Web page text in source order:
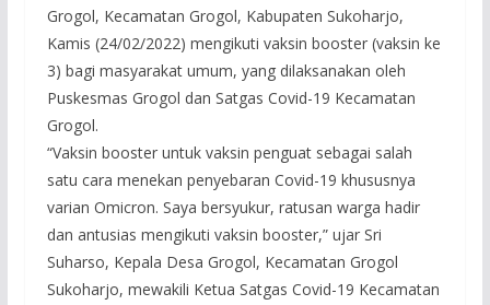
Grogol, Kecamatan Grogol, Kabupaten Sukoharjo,
Kamis (24/02/2022) mengikuti vaksin booster (vaksin ke
3) bagi masyarakat umum, yang dilaksanakan oleh
Puskesmas Grogol dan Satgas Covid-19 Kecamatan
Grogol.
“Vaksin booster untuk vaksin penguat sebagai salah
satu cara menekan penyebaran Covid-19 khususnya
varian Omicron. Saya bersyukur, ratusan warga hadir
dan antusias mengikuti vaksin booster,” ujar Sri
Suharso, Kepala Desa Grogol, Kecamatan Grogol
Sukoharjo, mewakili Ketua Satgas Covid-19 Kecamatan